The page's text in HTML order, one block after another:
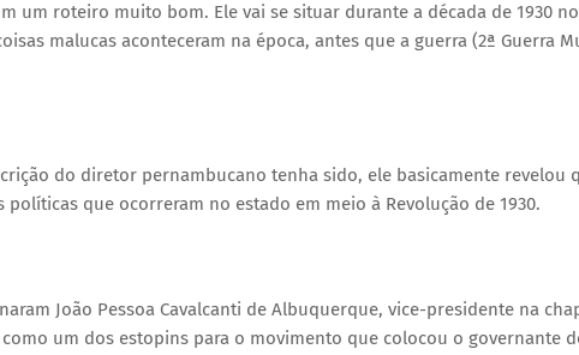
um roteiro muito bom. Ele vai se situar durante a década de 1930
malucas aconteceram na época, antes que a guerra (2ª Guerra
do diretor pernambucano tenha sido, ele basicamente revelou
políticas que ocorreram no estado em meio à Revolução de 1930.
João Pessoa Cavalcanti de Albuquerque, vice-presidente na
como um dos estopins para o movimento que colocou o governante